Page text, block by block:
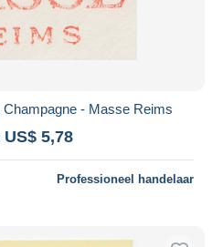
- Masse Reims
US$ 5,78
Professioneel handelaar